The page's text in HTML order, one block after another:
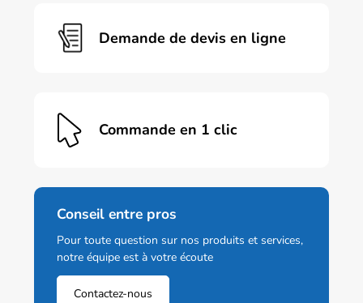
Demande de devis en ligne
Commande en 1 clic
Conseil entre pros
Pour toute question sur nos produits et services,
notre équipe est à votre écoute
Contactez-nous